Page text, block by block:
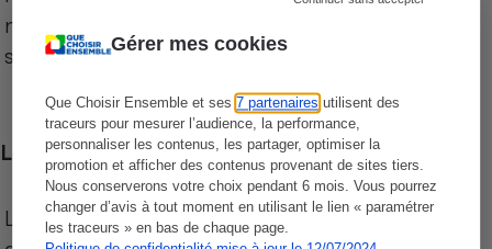
Gérer mes cookies
Que Choisir Ensemble et ses7 partenaires utilisent des
traceurs pour mesurer l’audience, la performance,
personnaliser les contenus, les partager, optimiser la
promotion et afficher des contenus provenant de sites tiers.
Nous conserverons votre choix pendant 6 mois. Vous pourrez
changer d’avis à tout moment en utilisant le lien « paramétrer
les traceurs » en bas de chaque page.
niveau de prix des supermarchés, géolocalisés
sur le territoire français.
Les comparaisons de prix
Les comparaisons sont réalisées sur l’ensemble